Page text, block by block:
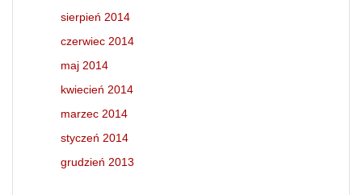
sierpień 2014
czerwiec 2014
maj 2014
kwiecień 2014
marzec 2014
styczeń 2014
grudzień 2013